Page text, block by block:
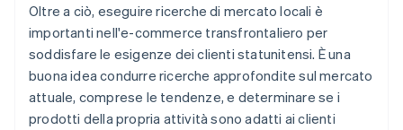
Oltre a ciò, eseguire ricerche di mercato locali è
importanti nell'e-commerce transfrontaliero per
soddisfare le esigenze dei clienti statunitensi. È una
buona idea condurre ricerche approfondite sul mercato
attuale, comprese le tendenze, e determinare se i
prodotti della propria attività sono adatti ai clienti